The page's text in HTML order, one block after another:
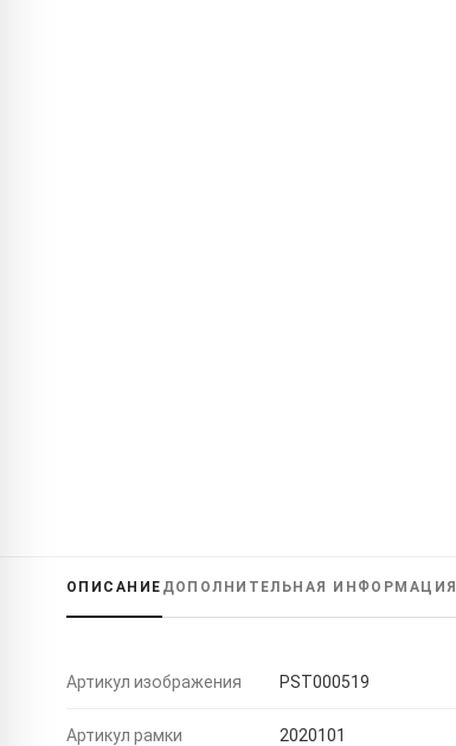
ОПИСАНИЕ ДОПОЛНИТЕЛЬНАЯ ИНФОРМАЦИЯ
Артикул изображения PST000519
Артикул рамки 2020101